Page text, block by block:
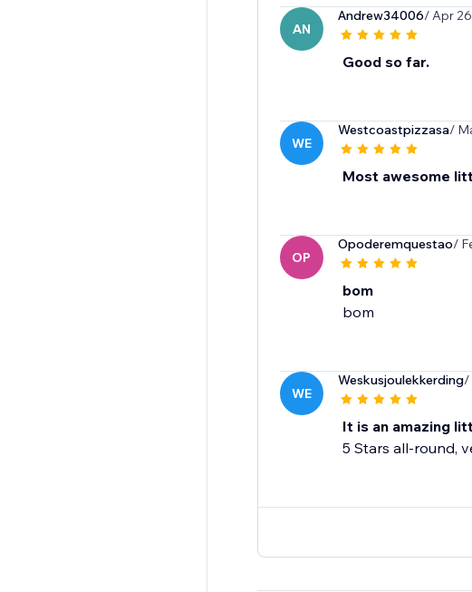
AN
Andrew34006/ Apr
Good so far.
WE
Westcoastpizzasa/
Most awesome
OP
Opoderemquestao/
bom
bom
WE
Weskusjoulekkerding/
It is an amazing
5 Stars all-round,